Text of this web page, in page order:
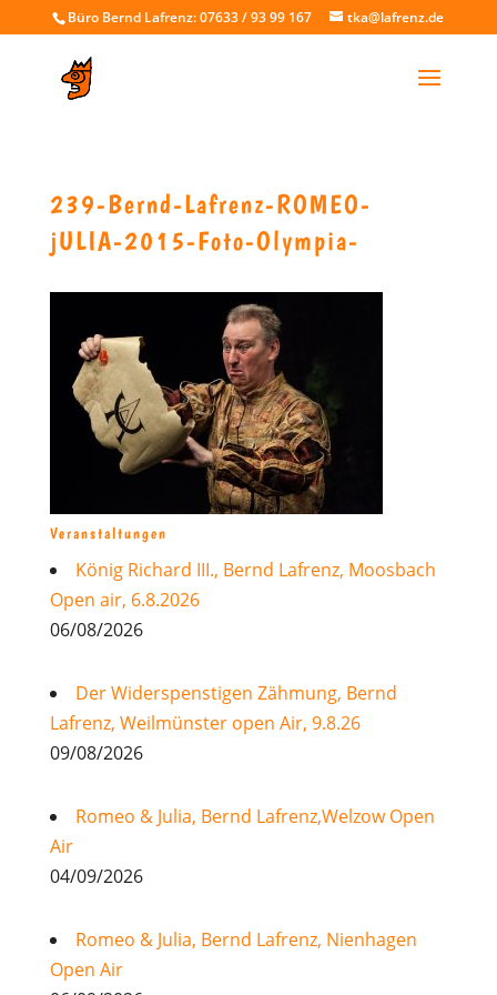
Büro Bernd Lafrenz: 07633 / 93 99 167 tka@lafrenz.de
239-Bernd-Lafrenz-ROMEO-
jULIA-2015-Foto-Olympia-
Veranstaltungen
König Richard III., Bernd Lafrenz, Moosbach
Open air, 6.8.2026
06/08/2026
Der Widerspenstigen Zähmung, Bernd
Lafrenz, Weilmünster open Air, 9.8.26
09/08/2026
Romeo & Julia, Bernd Lafrenz,Welzow Open
Air
04/09/2026
Romeo & Julia, Bernd Lafrenz, Nienhagen
Open Air